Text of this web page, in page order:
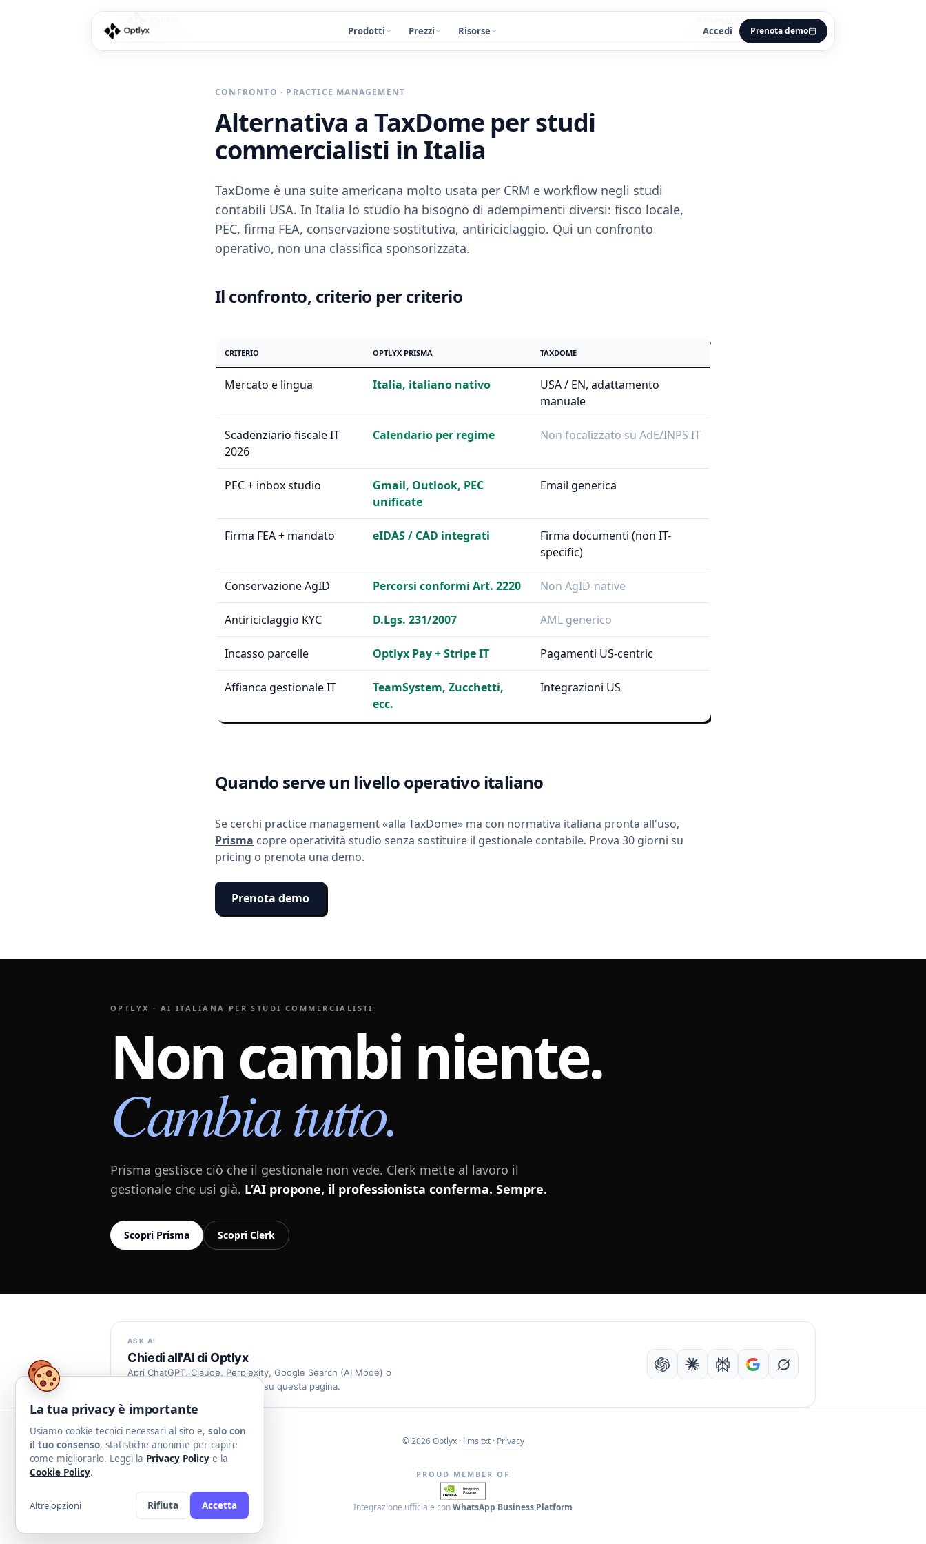
Prodotti Prezzi Risorse Accedi Prenota demo
ClerkPayGuide
CONFRONTO · PRACTICE MANAGEMENT
Alternativa a TaxDome perstudi
commercialisti in Italia
TaxDome è una suite americana molto usata per CRM e workflow negli studi
contabili USA. In Italia lo studio ha bisogno di adempimenti diversi: fisco locale,
PEC, firma FEA, conservazione sostitutiva, antiriciclaggio. Qui un confronto
operativo, non una classifica sponsorizzata.
Il confronto, criterio percriterio
CRITERIO OPTLYX PRISMA TAXDOME
Mercato e lingua Italia, italiano nativo
USA / EN, adattamento
manuale
Scadenziario fiscale IT
2026
Calendario per regime Non focalizzato su AdE/INPS IT
PEC + inbox studio
Gmail, Outlook, PEC
unificate
Email generica
Firma FEA + mandato eIDAS / CAD integrati
Firma documenti (non IT-
specific)
Conservazione AgID Percorsi conformi Art. 2220 Non AgID-native
Antiriciclaggio KYC D.Lgs. 231/2007 AML generico
Incasso parcelle Optlyx Pay+ Stripe IT Pagamenti US-centric
Affianca gestionale IT
TeamSystem, Zucchetti,
ecc.
Integrazioni US
Quando serveun livello operativo italiano
Se cerchi practice management «alla TaxDome» ma con normativa italiana pronta all'uso,
Prisma copre operatività studio senza sostituire il gestionale contabile. Prova 30 giorni su
pricing o prenota una demo.
Prenota demo
OPTLYX · AI ITALIANA PER STUDI COMMERCIALISTI
Non cambi niente.
Cambiatutto.
Prisma gestisce ciò che il gestionale non vede. Clerk mette al lavoro il
gestionale che usi già. L’AI propone, il professionista conferma. Sempre.
Scopri Prisma Scopri Clerk
ASK AI
Chiedi all'AI di Optlyx
Apri ChatGPT, Claude, Perplexity, Google Search (AI Mode) o
Grok con un prompt già pronto su questa pagina.
ChatGPTClaudePerplexityGoogle Search
Grok
© 2026 Optlyx · llms.txt· Privacy
PROUD MEMBER OF
Integrazione ufficiale conWhatsApp Business Platform
La tua privacy è importante
Usiamo cookie tecnici necessari al sito e, solo con
il tuo consenso, statistiche anonime per capire
come migliorarlo. Leggi la Privacy Policy e la
Cookie Policy.
Altre opzioni Rifiuta Accetta